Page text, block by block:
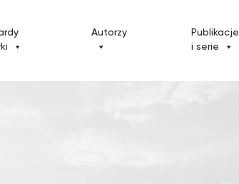
Autorzy
Publikacje
i serie